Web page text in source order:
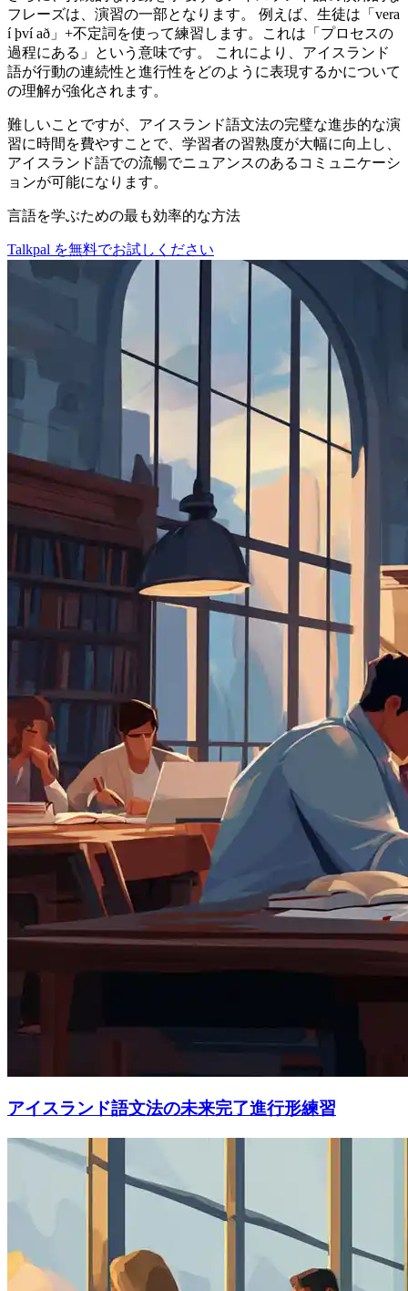
フレーズは、演習の一部となります。 例えば、生徒は「vera
í því að」+不定詞を使って練習します。これは「プロセスの
過程にある」という意味です。 これにより、アイスランド
語が行動の連続性と進行性をどのように表現するかについて
の理解が強化されます。
難しいことですが、アイスランド語文法の完璧な進歩的な演
習に時間を費やすことで、学習者の習熟度が大幅に向上し、
アイスランド語での流暢でニュアンスのあるコミュニケーシ
ョンが可能になります。
言語を学ぶための最も効率的な方法
Talkpal を無料でお試しください
アイスランド語文法の未来完了進行形練習